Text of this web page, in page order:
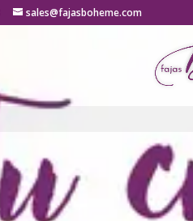
sales@fajasboheme.com